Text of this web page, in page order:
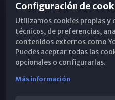
Configuración de
Utilizamos cookies propias y
técnicos, de preferencias,
contenidos externos como
Puedes aceptar todas las
opcionales o configurarlas.
Más información